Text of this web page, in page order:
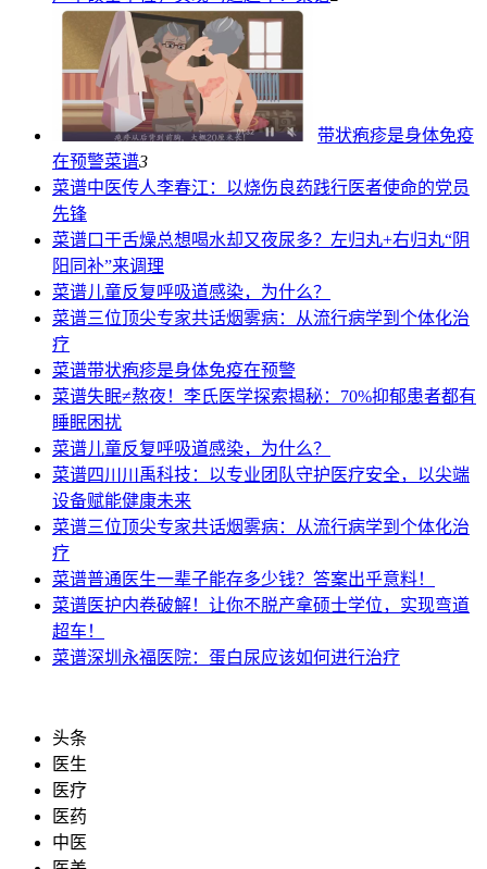
带状疱疹是身体免疫
在预警菜谱3
菜谱中医传人李春江：以烧伤良药践行医者使命的党员
先锋
菜谱口干舌燥总想喝水却又夜尿多？左归丸+右归丸“阴
阳同补”来调理
菜谱儿童反复呼吸道感染，为什么？
菜谱三位顶尖专家共话烟雾病：从流行病学到个体化治
疗
菜谱带状疱疹是身体免疫在预警
菜谱失眠≠熬夜！李氏医学探索揭秘：70%抑郁患者都有
睡眠困扰
菜谱儿童反复呼吸道感染，为什么？
菜谱四川川禹科技：以专业团队守护医疗安全，以尖端
设备赋能健康未来
菜谱三位顶尖专家共话烟雾病：从流行病学到个体化治
疗
菜谱普通医生一辈子能存多少钱？答案出乎意料！
菜谱医护内卷破解！让你不脱产拿硕士学位，实现弯道
超车！
菜谱深圳永福医院：蛋白尿应该如何进行治疗
头条
医生
医疗
医药
中医